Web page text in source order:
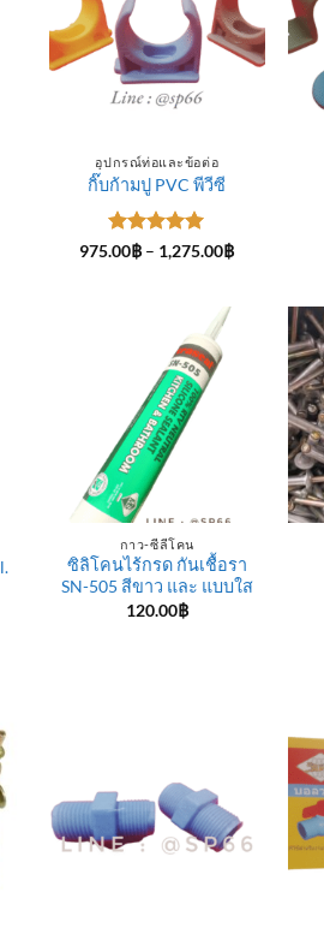
อุปกรณ์ท่อและข้อต่อ
กิ๊บก้ามปู PVC พีวีซี
ให้คะแนน
975.00฿ – 1,275.00฿Price
1,275.00฿
กาว-ซีลีโคน
ซิลิโคนไร้กรด กันเชื้อรา
SN-505 สีขาว และ แบบใส
120.00฿